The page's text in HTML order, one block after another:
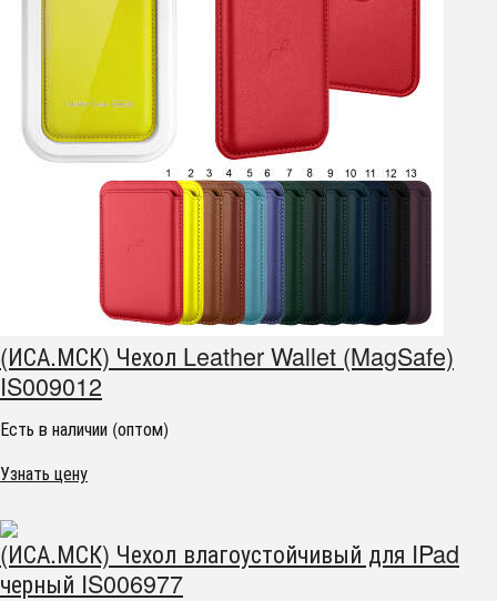
(ИСА.МСК) Чехол Leather Wallet (MagSafe)
IS009012
Есть в наличии (оптом)
Узнать цену
(ИСА.МСК) Чехол влагоустойчивый для IPad
черный IS006977